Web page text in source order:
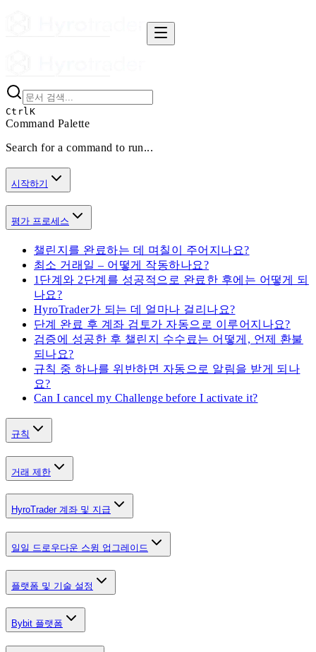
CtrlK
Command Palette
Search for a command to run...
시작하기
평가 프로세스
챌린지를 완료하는 데 며칠이 주어지나요?
최소 거래일 – 어떻게 작동하나요?
1단계와 2단계를 성공적으로 완료한 후에는 어떻게 되
나요?
HyroTrader가 되는 데 얼마나 걸리나요?
단계 완료 후 계좌 검토가 자동으로 이루어지나요?
검증에 성공한 후 챌린지 수수료는 어떻게, 언제 환불
되나요?
규칙 중 하나를 위반하면 자동으로 알림을 받게 되나
요?
Can I cancel my Challenge before I activate it?
규칙
거래 제한
HyroTrader 계좌 및 지급
일일 드로우다운 스윙 업그레이드
플랫폼 및 기술 설정
Bybit 플랫폼